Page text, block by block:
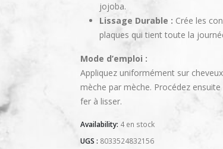
jojoba.
Lissage Durable : Crée les
plaques qui tient toute la
Mode d’emploi :
Appliquez uniformément sur
mèche par mèche. Procédez
fer à lisser.
Availability: 4 en stock
UGS : 8033524832156